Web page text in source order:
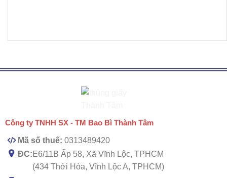
Công ty TNHH SX - TM Bao Bì Thành Tâm
Mã số thuế: 0313489420
ĐC:E6/11B Ấp 58, Xã Vĩnh Lộc, TPHCM
(434 Thới Hòa, Vĩnh Lộc A, TPHCM)